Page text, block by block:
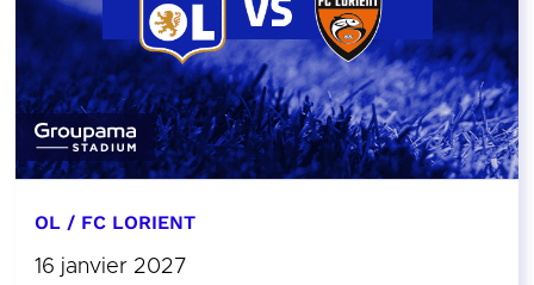
OL / FC LORIENT
16 janvier 2027